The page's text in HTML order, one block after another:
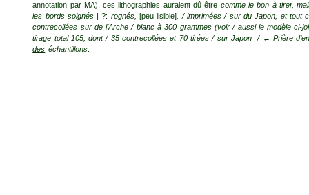
annotation par MA), ces lithographies auraient dû être comme le bon à tirer,
les bords soignés | ?: rognés,[peu lisible]
/ imprimées / sur du Japon, et tout
contrecollées sur de l’Arche / blanc à 300 grammes (voir / aussi le modèle ci-
tirage total 105, dont / 35 contrecollées et 70 tirées / sur Japon / ↔ Prière
des échantillons.